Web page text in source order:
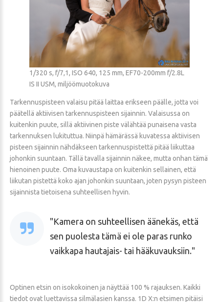
1/320 s, f/7,1, ISO 640, 125 mm, EF70-200mm f/2.8L
IS II USM, miljöömuotokuva
Tarkennuspisteen valaisu pitää laittaa erikseen päälle, jotta voi
päätellä aktiivisen tarkennuspisteen sijainnin. Valaisussa on
kuitenkin puute, sillä aktiivinen piste välähtää punaisena vasta
tarkennuksen lukituttua. Niinpä hämärässä kuvatessa aktiivisen
pisteen sijainnin nähdäkseen tarkennuspistettä pitää liikuttaa
johonkin suuntaan. Tällä tavalla sijainnin näkee, mutta onhan tämä
hienoinen puute. Oma kuvaustapa on kuitenkin sellainen, että
liikutan pistettä koko ajan johonkin suuntaan, joten pysyn pisteen
sijainnista tietoisena suhteellisen hyvin.
Kamera on suhteellisen äänekäs, että
sen puolesta tämä ei ole paras runko
vaikkapa hautajais- tai hääkuvauksiin.
Optinen etsin on isokokoinen ja näyttää 100 % rajauksen. Kaikki
tiedot ovat luettavissa silmälasien kanssa. 1D X:n etsimen pitäisi